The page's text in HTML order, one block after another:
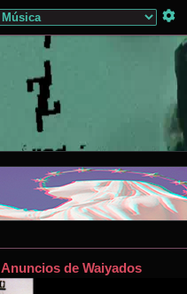
Anuncios de Waiyados